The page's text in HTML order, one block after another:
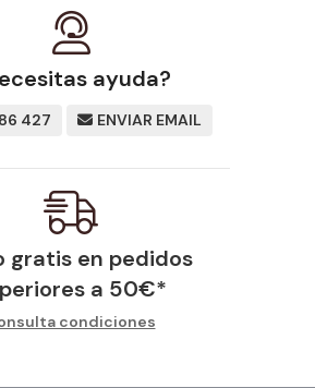
ayuda?
427 ENVIAR EMAIL
gratis en pedidos
a 50€*
condiciones